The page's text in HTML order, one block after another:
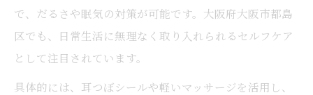
で、だるさや眠気の対策が可能です。大阪府大阪市都島
区でも、日常生活に無理なく取り入れられるセルフケア
として注目されています。
具体的には、耳つぼシールや軽いマッサージを活用し、